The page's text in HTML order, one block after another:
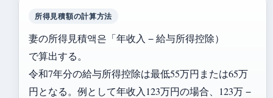
所得見積額の計算方法
妻の所得見積액은「年收入 − 給与所得控除）
で算出する。
令和7年分の給与所得控除は最低55万円または65万
円となる。例として年收入123万円の場合、123万 −